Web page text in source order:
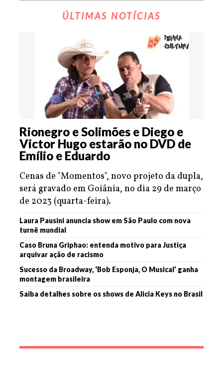
ÚLTIMAS NOTÍCIAS
Rionegro e Solimões e Diego e
Victor Hugo estarão no DVD de
Emílio e Eduardo
Cenas de "Momentos", novo projeto da dupla,
será gravado em Goiânia, no dia 29 de março
de 2023 (quarta-feira).
Laura Pausini anuncia show em São Paulo com nova
turnê mundial
Caso Bruna Griphao: entenda motivo para Justiça
arquivar ação de racismo
Sucesso da Broadway, ‘Bob Esponja, O Musical’ ganha
montagem brasileira
Saiba detalhes sobre os shows de Alicia Keys no Brasil